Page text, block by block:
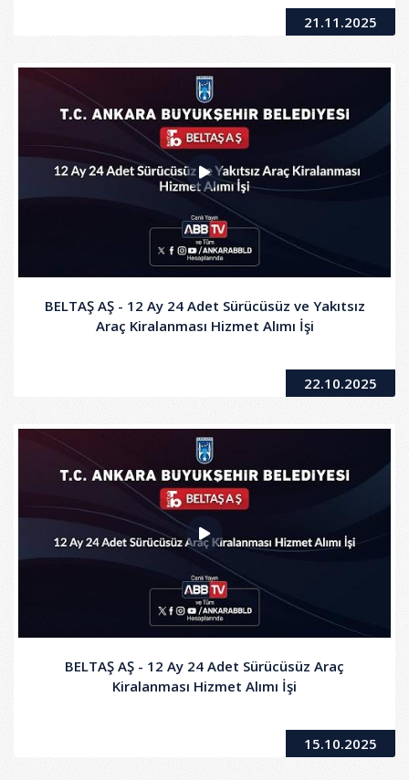
21.11.2025
BELTAŞ AŞ - 12 Ay 24 Adet Sürücüsüz ve Yakıtsız
Araç Kiralanması Hizmet Alımı İşi
22.10.2025
BELTAŞ AŞ - 12 Ay 24 Adet Sürücüsüz Araç
Kiralanması Hizmet Alımı İşi
15.10.2025